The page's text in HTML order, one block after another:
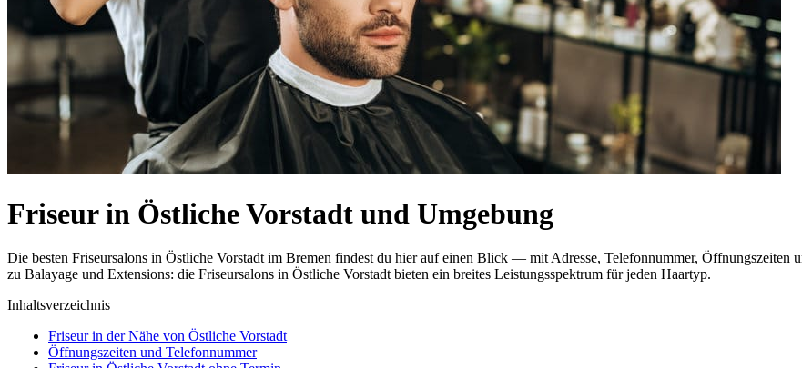
Friseur in Östliche Vorstadt und Umgebung
Die besten Friseursalons in Östliche Vorstadt im Bremen findest du hier auf einen Blick — mit Adresse, Telefonnummer, Öffnungszeiten
zu Balayage und Extensions: die Friseursalons in Östliche Vorstadt bieten ein breites Leistungsspektrum für jeden Haartyp.
Inhaltsverzeichnis
Friseur in der Nähe von Östliche Vorstadt
Öffnungszeiten und Telefonnummer